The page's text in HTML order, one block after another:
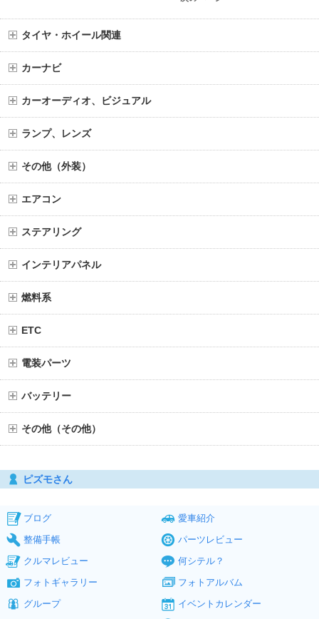
タイヤ・ホイール関連
カーナビ
カーオーディオ、ビジュアル
ランプ、レンズ
その他（外装）
エアコン
ステアリング
インテリアパネル
燃料系
ETC
電装パーツ
バッテリー
その他（その他）
ピズモさん
ブログ
愛車紹介
整備手帳
パーツレビュー
クルマレビュー
何シテル？
フォトギャラリー
フォトアルバム
グループ
イベントカレンダー